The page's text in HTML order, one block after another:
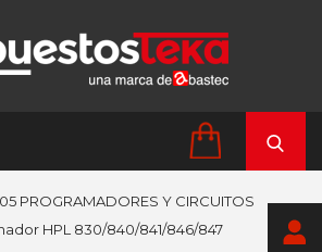
05 PROGRAMADORES Y CIRCUITOS
HPL 830/840/841/846/847